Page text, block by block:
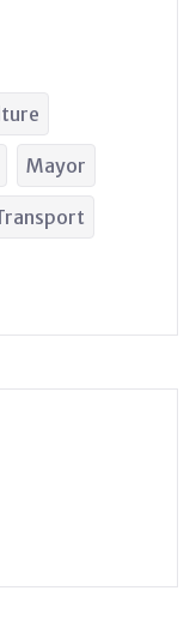
Mayor